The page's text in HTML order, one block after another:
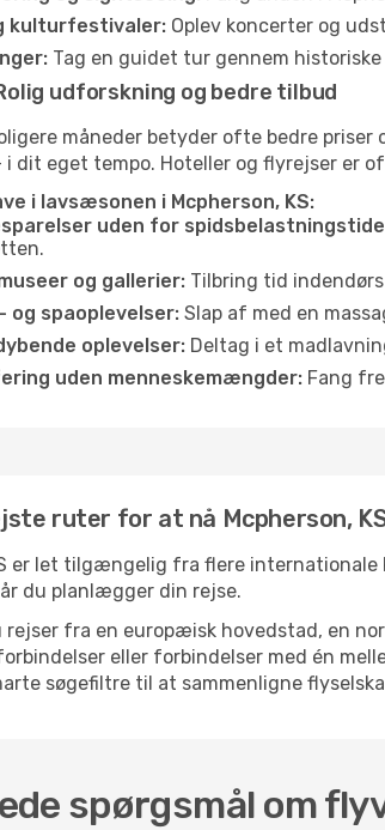
kulturfestivaler: Oplev koncerter og
Tag en guidet tur gennem
udforskning og bedre tilbud
måneder betyder ofte bedre
i dit eget tempo. Hoteller og flyrejser
i lavsæsonen i Mcpherson, KS:
uden for
og gallerier: Tilbring tid
og spaoplevelser: Slap af med en
oplevelser: Deltag i et
uden menneskemængder: Fang
ruter for at nå Mcpherson,
er let tilgængelig fra flere
du planlægger din rejse.
rejser fra en europæisk hovedstad, en
eller forbindelser med én
søgefiltre til at sammenligne
spørgsmål om